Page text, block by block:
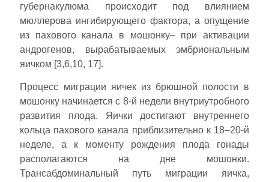
губернакулюма происходит под влиянием
мюллерова ингибирующего фактора, а опущение
из пахового канала в мошонку– при активации
андрогенов, вырабатываемых эмбриональным
яичком [3,6,10, 17].
Процесс миграции яичек из брюшной полости в
мошонку начинается с 8-й недели внутриутробного
развития плода. Яички достигают внутреннего
кольца пахового канала приблизительно к 18–20-й
неделе, а к моменту рождения плода гонады
располагаются на дне мошонки.
Трансабдоминальный путь миграции яичка,